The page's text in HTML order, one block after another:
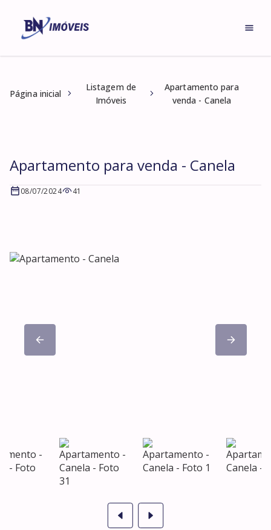
Página inicial
Listagem de
Imóveis
Apartamento para
venda - Canela
Apartamento para venda - Canela
08/07/2024 41